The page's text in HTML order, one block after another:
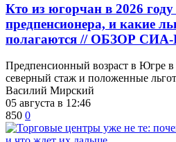
Кто из югорчан в 2026 году
предпенсионера, и какие
полагаются // ОБЗОР
Предпенсионный возраст в Югре
северный стаж и положенные
Василий Мирский
05 августа в 12:46
850 0